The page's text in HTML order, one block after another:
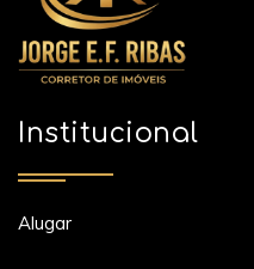
Institucional
Alugar